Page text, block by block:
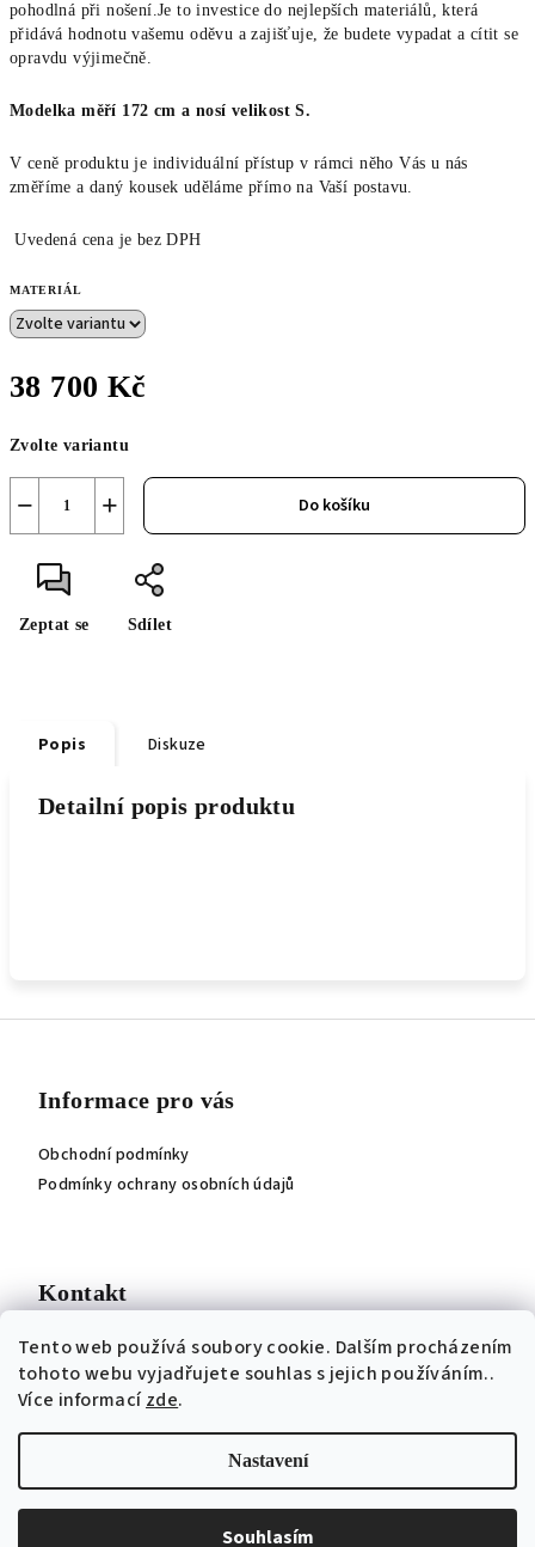
Tento web používá soubory cookie. Dalším procházením
tohoto webu vyjadřujete souhlas s jejich používáním..
Více informacízde.
Nastavení
Souhlasím
pohodlná při nošení.Je to investice do nejlepších materiálů, která
přidává hodnotu vašemu oděvu a zajišťuje, že budete vypadat a cítit se
opravdu výjimečně.
Modelka měří 172 cm a nosí velikost S.
V ceně produktu je individuální přístup v rámci něho Vás u nás
změříme a daný kousek uděláme přímo na Vaší postavu.
Uvedená cena je bez DPH
MATERIÁL
38 700 Kč
cena:
Zvolte variantu
+
− Do košíku
Zeptat se Sdílet
Popis Diskuze
Detailní popis produktu
Informace pro vás
Obchodní podmínky
Podmínky ochrany osobních údajů
Kontakt
jitka@roji.cz